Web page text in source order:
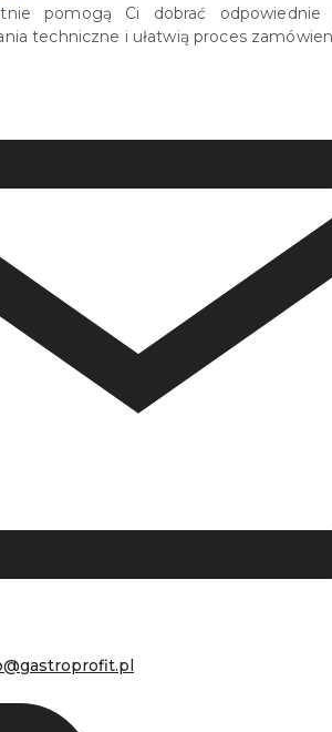
pomogą Ci dobrać odpowiednie
techniczne i ułatwią proces